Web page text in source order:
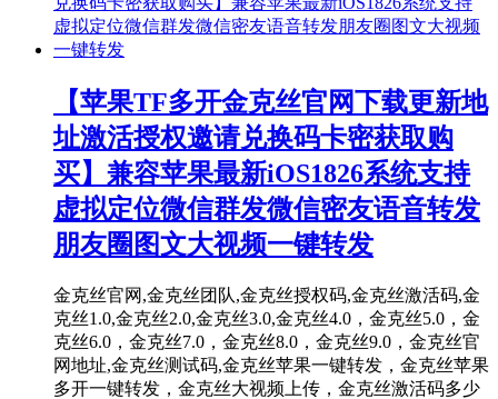
【苹果TF多开金克丝官网下载更新地
址激活授权邀请兑换码卡密获取购
买】兼容苹果最新iOS1826系统支持
虚拟定位微信群发微信密友语音转发
朋友圈图文大视频一键转发
金克丝官网,金克丝团队,金克丝授权码,金克丝激活码,金
克丝1.0,金克丝2.0,金克丝3.0,金克丝4.0，金克丝5.0，金
克丝6.0，金克丝7.0，金克丝8.0，金克丝9.0，金克丝官
网地址,金克丝测试码,金克丝苹果一键转发，金克丝苹果
多开一键转发，金克丝大视频上传，金克丝激活码多少